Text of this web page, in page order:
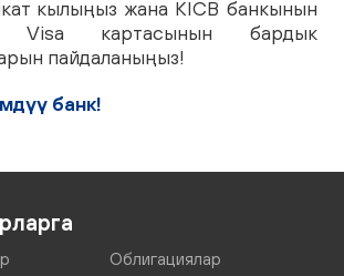
кылыңыз жана KICB банкынын
Visa картасынын бардык
пайдаланыңыз!
банк!
Облигациялар